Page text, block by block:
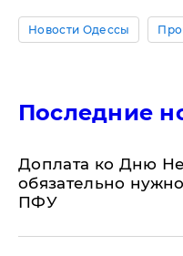
Новости Одессы
Последние
Доплата ко Дню
обязательно
ПФУ